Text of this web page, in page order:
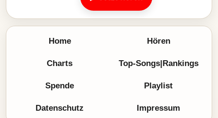
Home Hören
Charts Top-Songs|Rankings
Spende Playlist
Datenschutz Impressum